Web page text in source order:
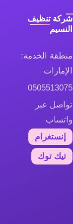
شركة تنظيف
النسيم
منطقة الخدمة:
الإمارات
0505513075
تواصل عبر
واتساب
إنستغرام
تيك توك